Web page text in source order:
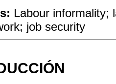
Labour informality;
job security